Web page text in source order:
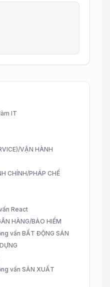
IT
VẬN HÀNH
CHÍNH/PHÁP CHẾ
React
HÀNG/BẢO HIỂM
vấn BẤT ĐỘNG SẢN
vấn SẢN XUẤT